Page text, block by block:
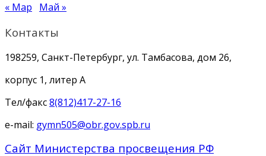
« Мар
Май »
Контакты
198259, Санкт-Петербург, ул. Тамбасова, дом 26,
корпус 1, литер А
Тел/факс8(812)417-27-16
e-mail: gymn505@obr.gov.spb.ru
Сайт Министерства просвещения РФ